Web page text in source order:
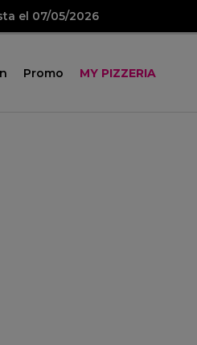
el 07/05/2026
Promo MY PIZZERIA